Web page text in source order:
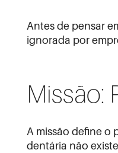
Antes de pensar
ignorada por
Missão:
A missão define o
dentária não